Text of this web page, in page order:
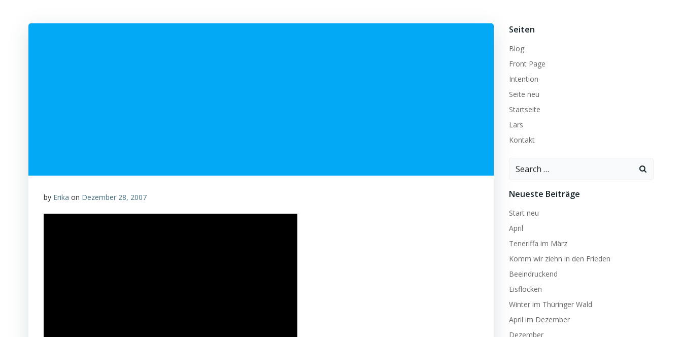
by Erika on Dezember 28, 2007
Seiten
Blog
Front Page
Intention
Seite neu
Startseite
Lars
Kontakt
Search
Neueste Beiträge
Start neu
April
Teneriffa im März
Komm wir ziehn in den Frieden
Beeindruckend
Eisflocken
Winter im Thüringer Wald
April im Dezember
Dezember